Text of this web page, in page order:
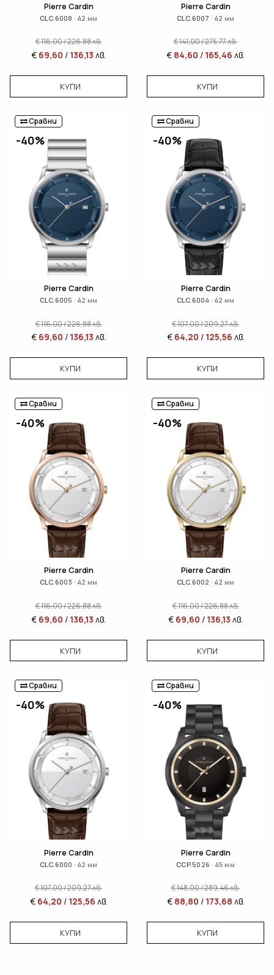
Pierre Cardin
CLC.6008 · 42 мм
€116,00/226,88лв.
€ 69,60 / 136,13 лв.
КУПИ
Pierre Cardin
CLC.6007 · 42 мм
€141,00/275,77лв.
€ 84,60 / 165,46 лв.
КУПИ
Сравни
-40%
Pierre Cardin
CLC.6005 · 42 мм
€116,00/226,88лв.
€ 69,60 / 136,13 лв.
КУПИ
Сравни
-40%
Pierre Cardin
CLC.6004 · 42 мм
€107,00/209,27лв.
€ 64,20 / 125,56 лв.
КУПИ
Сравни
-40%
Pierre Cardin
CLC.6003 · 42 мм
€116,00/226,88лв.
€ 69,60 / 136,13 лв.
КУПИ
Сравни
-40%
Pierre Cardin
CLC.6002 · 42 мм
€116,00/226,88лв.
€ 69,60 / 136,13 лв.
КУПИ
Сравни
-40%
Pierre Cardin
CLC.6000 · 42 мм
€107,00/209,27лв.
€ 64,20 / 125,56 лв.
КУПИ
Сравни
-40%
Pierre Cardin
CCP.5026 · 45 мм
€148,00/289,46лв.
€ 88,80 / 173,68 лв.
КУПИ